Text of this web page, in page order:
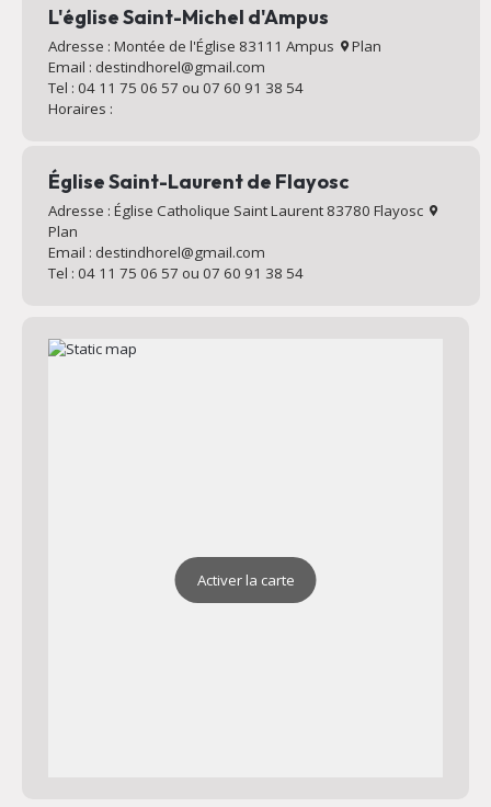
L'église Saint-Michel d'Ampus
Adresse : Montée de l'Église 83111 Ampus
Plan
Email : destindhorel@gmail.com
Tel : 04 11 75 06 57 ou 07 60 91 38 54
Horaires :
Église Saint-Laurent de Flayosc
Adresse : Église Catholique Saint Laurent 83780 Flayosc
Plan
Email : destindhorel@gmail.com
Tel : 04 11 75 06 57 ou 07 60 91 38 54
Activer la carte